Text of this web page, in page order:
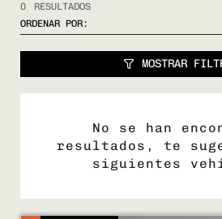
0
RESULTADOS
ORDENAR POR:
MOSTRAR
No se han
resultados, te
siguientes